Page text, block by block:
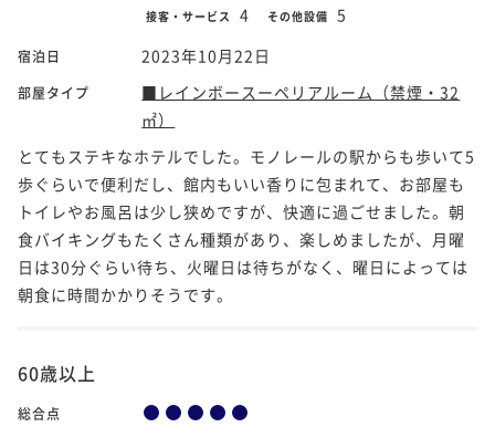
接客・サービス 4 その他設備 5
宿泊日 2023年10月22日
部屋タイプ
■レインボースーペリアルーム（禁煙・32
㎡）
とてもステキなホテルでした。モノレールの駅からも歩いて5
歩ぐらいで便利だし、館内もいい香りに包まれて、お部屋も
トイレやお風呂は少し狭めですが、快適に過ごせました。朝
食バイキングもたくさん種類があり、楽しめましたが、月曜
日は30分ぐらい待ち、火曜日は待ちがなく、曜日によっては
朝食に時間かかりそうです。
60歳以上
総合点